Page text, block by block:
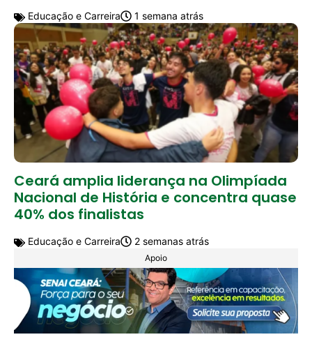
Educação e Carreira 1 semana atrás
Ceará amplia liderança na Olimpíada
Nacional de História e concentra quase
40% dos finalistas
Educação e Carreira 2 semanas atrás
Apoio